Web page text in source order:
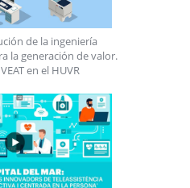
de la ingeniería
la generación de valor.
en el HUVR